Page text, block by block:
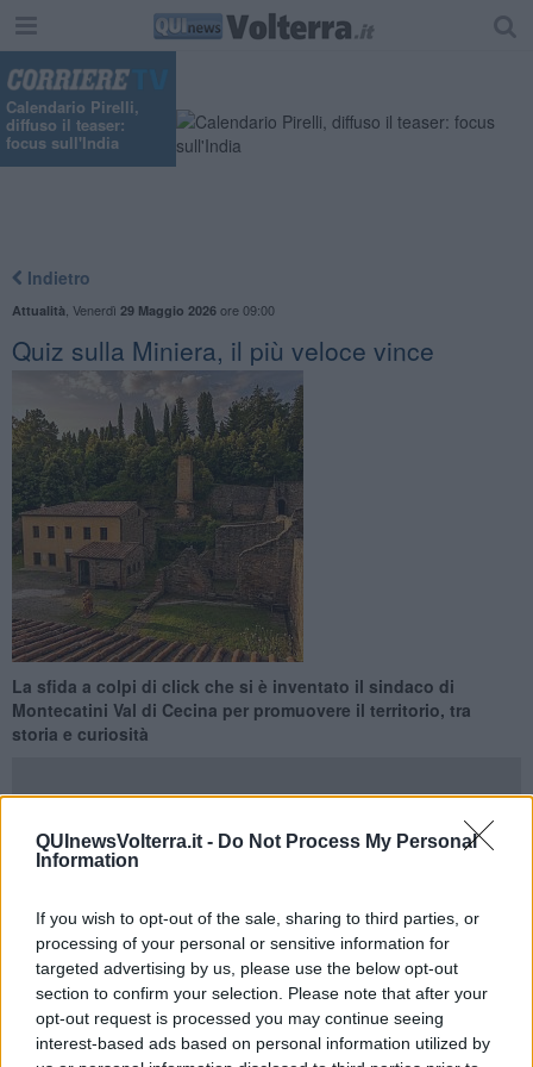
QUInewsVolterra.it - Do Not Process My Personal
Information
If you wish to opt-out of the sale, sharing to third parties, or
processing of your personal or sensitive information for
targeted advertising by us, please use the below opt-out
section to confirm your selection. Please note that after your
opt-out request is processed you may continue seeing
interest-based ads based on personal information utilized by
Calendario Pirelli,
diffuso il teaser:
focus sull'India
Indietro
Attualità Venerdì 29 Maggio 2026ore 09:00
Quiz sulla Miniera, il più veloce vince
La sfida a colpi di click che si è inventato il sindaco di
Montecatini Val di Cecina per promuovere il territorio, tra
storia e curiosità
Muraglione?" È l
a seconda domanda del quiz social
promosso
dallo stessosindaco di Montecatini Val di Cecina Francesco
Auriemma, direttamente dai suoi profili.
L'intento è quello di scoprire i segreti della Miniera,
approfondirne la storia del borgo, stimolare la curosità.
giocare è davvero facile. Basta un click. Il sindaco fa la domanda e